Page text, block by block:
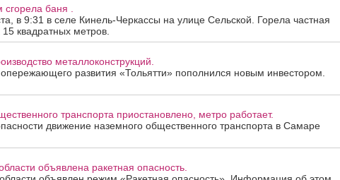
баня .
в 9:31 в селе Кинель-Черкассы на улице Сельской. Горела частная
квадратных метров.
металлоконструкций.
развития «Тольятти» пополнился новым инвестором.
транспорта приостановлено, метро работает.
движение наземного общественного транспорта в Самаре
объявлена ракетная опасность.